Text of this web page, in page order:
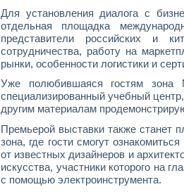
Для установления диалога с
отдельная площадка
представители российских и
сотрудничества, работу на
рынки, особенности логистики и
Уже полюбившаяся гостям зона
специализированный учебный
другим материалам
Премьерой выставки также станет
зона, где гости смогут
от известных дизайнеров и
искусства, участники которого на
с помощью электроинструмента.